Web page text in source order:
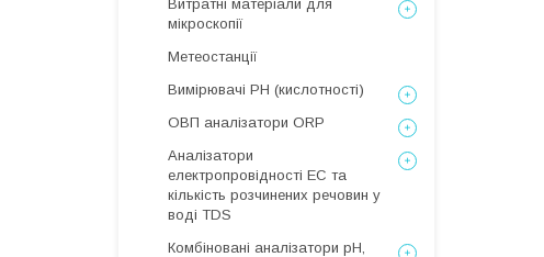
Витратні матеріали для
мікроскопії
Метеостанції
Вимірювачі РН (кислотності)
ОВП аналізатори ORP
Аналізатори
електропровідності EC та
кількість розчинених речовин у
воді TDS
Комбіновані аналізатори pH,